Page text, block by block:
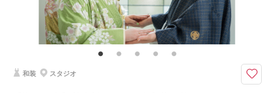
その他含むもの
和装小物一式(懐剣・筥迫・末広・抱帯・帯締め・帯揚げ・草履・髪飾り)、
会食会場利用料金、会食時衣装持ち出し、6名様分お食事、チャペル装花、
スマホ撮影OK、撮影アイテム持ち込みOK、撮影中の専任アテンド
【2026年9月までの撮影限定】基本料金50%OFF・平日試着で衣装ランクア
和装 スタジオ